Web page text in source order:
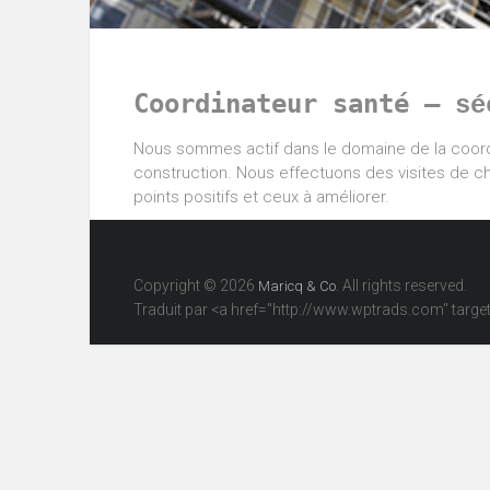
Coordinateur santé –
Nous sommes actif dans le domaine de la
construction. Nous effectuons des visites de
points positifs et ceux à améliorer.
Copyright © 2026 Maricq & Co . All rights reserved.
Traduit par <a href="http://www.wptrads.com"